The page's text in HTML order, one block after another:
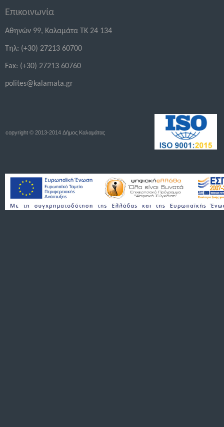
Επικοινωνία
Αθηνών 99, Καλαμάτα ΤΚ 24 134
Τηλ: (+30) 27213 60700
Fax: (+30) 27213 60760
polites@kalamata.gr
copyright © 2013-2014 Δήμος Καλαμάτας